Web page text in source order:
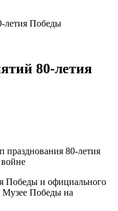
летия Победы
80-летия
празднования 80-летия
Победы и официального
Музее Победы на